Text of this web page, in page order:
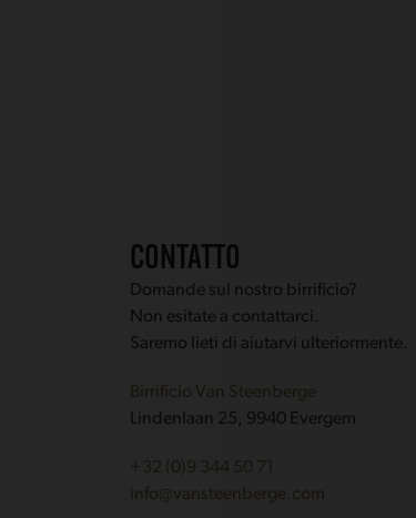
CONTATTO
Domande sul nostro birrificio?
Non esitate a contattarci.
Saremo lieti di aiutarvi ulteriormente.
Birrificio Van Steenberge
Lindenlaan 25, 9940 Evergem
+32 (0)9 344 50 71
info@vansteenberge.com